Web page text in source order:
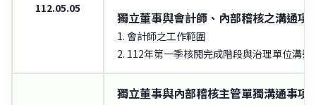
112.05.05
獨立董事與會計師、內部稽核之溝通項
1. 會計師之工作範圍
2. 112年第一季核閱完成階段與治理單位溝通
獨立董事與內部稽核主管單獨溝通事項